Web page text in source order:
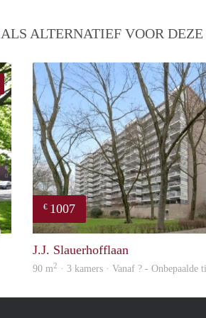
ALS ALTERNATIEF VOOR
finder
€ 1007
J.J. Slauerhofflaan
90 m2 · 3 kamers · Vanaf ? - Onbepaalde